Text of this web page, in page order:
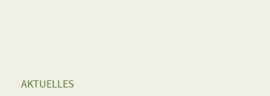
AKTUELLES